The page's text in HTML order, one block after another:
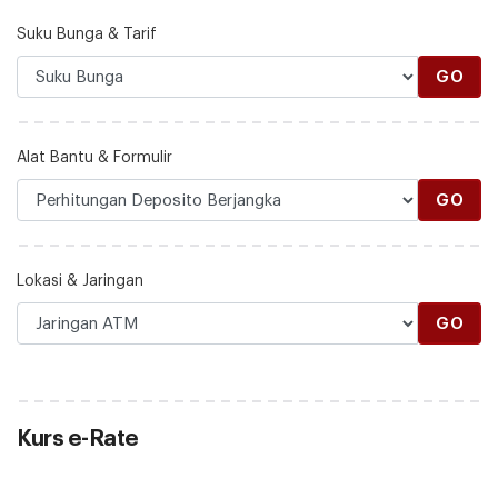
Suku Bunga & Tarif
GO
Alat Bantu & Formulir
GO
Lokasi & Jaringan
GO
Kurs e-Rate